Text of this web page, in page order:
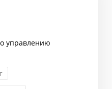
управлению